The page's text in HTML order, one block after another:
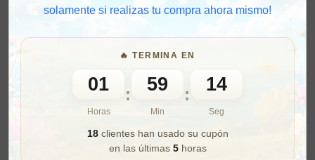
solamente si realizas tu compra ahora mismo!
🔥 TERMINA EN
01
Horas
: 59
Min
:
12
Seg
18clientes han usado su cupón
en las últimas 5horas